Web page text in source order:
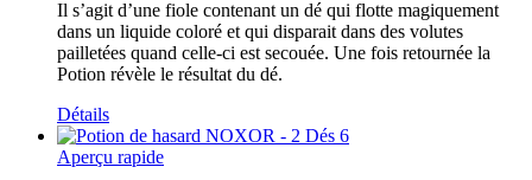
Il s’agit d’une fiole contenant un dé qui flotte magiquement
dans un liquide coloré et qui disparait dans des volutes
pailletées quand celle-ci est secouée. Une fois retournée la
Potion révèle le résultat du dé.
Détails
Aperçu rapide